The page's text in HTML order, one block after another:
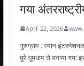
गया
April 22, 2026
गुरुग्राम : रयान
पूरे धूमधाम से मनाया